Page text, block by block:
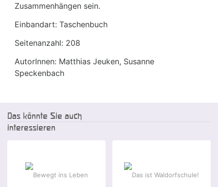
Zusammenhängen sein.
Einbandart: Taschenbuch
Seitenanzahl: 208
AutorInnen: Matthias Jeuken, Susanne
Speckenbach
Das könnte Sie auch
interessieren